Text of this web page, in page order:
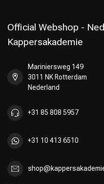
Official Webshop -
Kappersakademie
Mariniersweg 149
3011 NK Rotterdam
Nederland
+31 85 808 5957
+31 10 413 6510